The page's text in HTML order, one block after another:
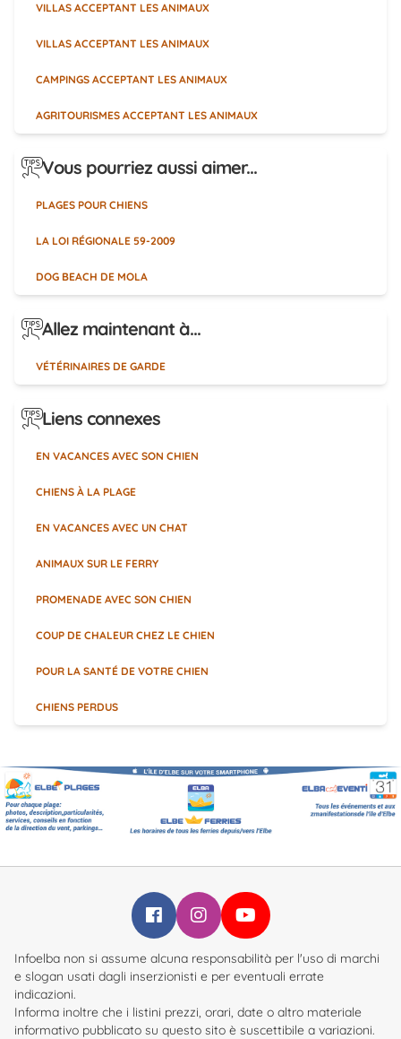
VILLAS ACCEPTANT LES ANIMAUX
VILLAS ACCEPTANT LES ANIMAUX
CAMPINGS ACCEPTANT LES ANIMAUX
AGRITOURISMES ACCEPTANT LES ANIMAUX
Vous pourriez aussi aimer...
PLAGES POUR CHIENS
LA LOI RÉGIONALE 59-2009
DOG BEACH DE MOLA
Allez maintenant à...
VÉTÉRINAIRES DE GARDE
Liens connexes
EN VACANCES AVEC SON CHIEN
CHIENS À LA PLAGE
EN VACANCES AVEC UN CHAT
ANIMAUX SUR LE FERRY
PROMENADE AVEC SON CHIEN
COUP DE CHALEUR CHEZ LE CHIEN
POUR LA SANTÉ DE VOTRE CHIEN
CHIENS PERDUS
Infoelba su Facebook
Infoelba su Instagram
Infoelba su YouTube
Infoelba non si assume alcuna responsabilità per l'uso di marchi
e slogan usati dagli inserzionisti e per eventuali errate
indicazioni.
Informa inoltre che i listini prezzi, orari, date o altro materiale
informativo pubblicato su questo sito è suscettibile a variazioni.